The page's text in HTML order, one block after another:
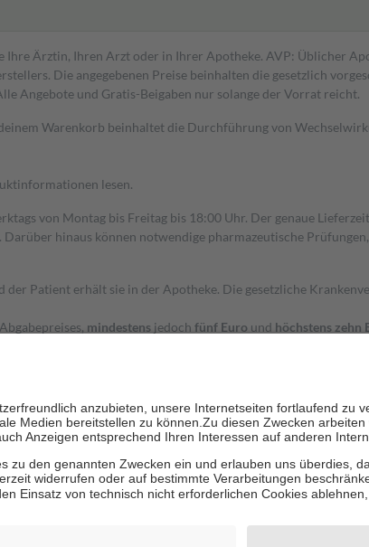
Ihre Ärztin, Ihren Arzt oder in Ihrer Apotheke. AVP: Üblicher
Die angegebenen Preise beinhalten die gesetzlich
Angebote und Gratis-Beigaben nur solange der Vorrat reicht.
Warenkorb beinhaltet die Durchführung von
lesen.
von Montag bis Freitag bis 18:00 Uhr. Der genaue
hinaus können notwendige pharmazeutische
Patient erhält sie in der Apotheke. Die gesetzliche
mindestens jedoch fünf Euro und höchstens zehn
die besondere Stellung der Familie zu unterstützen, fallen
der Fahrkosten
werden